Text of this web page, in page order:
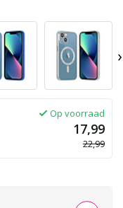
›
Op voorraad
17,99
22,99